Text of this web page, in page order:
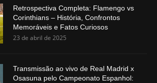
Retrospectiva Completa: Flamengo vs
Corinthians – História, Confrontos
Memoráveis e Fatos Curiosos
23 de abril de 2025
Transmissão ao vivo de Real Madrid x
Osasuna pelo Campeonato Espanhol: